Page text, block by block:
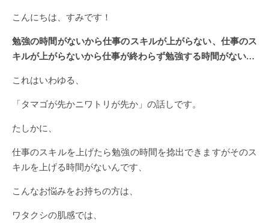
こんにちは、すみです！
勉強の時間がないから仕事のスキルが上がらない、仕事のス
キルが上がらないから仕事が終わらず勉強する時間がない…
これはいわゆる、
「タマゴが先かニワトリが先か」の話しです。
たしかに、
仕事のスキルを上げたら勉強の時間を捻出できますがそのス
キルを上げる時間がないんです、
こんなお悩みをお持ちの方は、
ワタクシの肌感では、